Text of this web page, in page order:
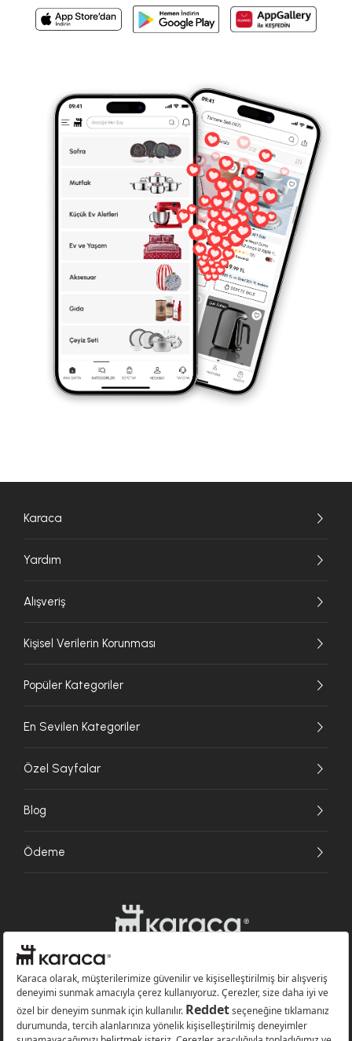
Karaca
Yardım
Alışveriş
Kişisel Verilerin Korunması
Popüler Kategoriler
En Sevilen Kategoriler
Özel Sayfalar
Blog
Ödeme
Websitesinde kullanılan bazı görseller yapay zekâ (AI) ile üretilmiştir.